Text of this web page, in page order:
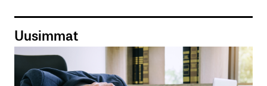
Uusimmat